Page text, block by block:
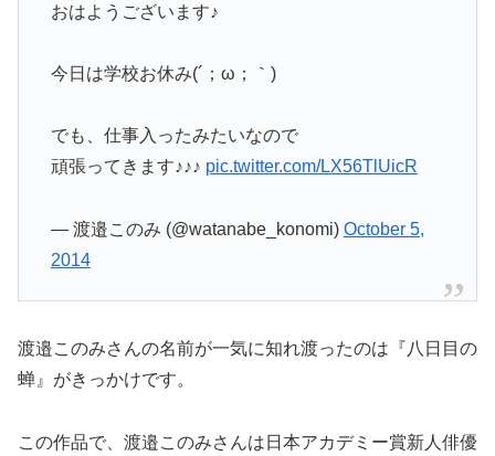
おはようございます♪
今日は学校お休み(´；ω；｀)
でも、仕事入ったみたいなので
頑張ってきます♪♪♪ pic.twitter.com/LX56TlUicR
— 渡邉このみ (@watanabe_konomi) October 5,
2014
渡邉このみさんの名前が一気に知れ渡ったのは『八日目の
蝉』がきっかけです。
この作品で、渡邉このみさんは日本アカデミー賞新人俳優